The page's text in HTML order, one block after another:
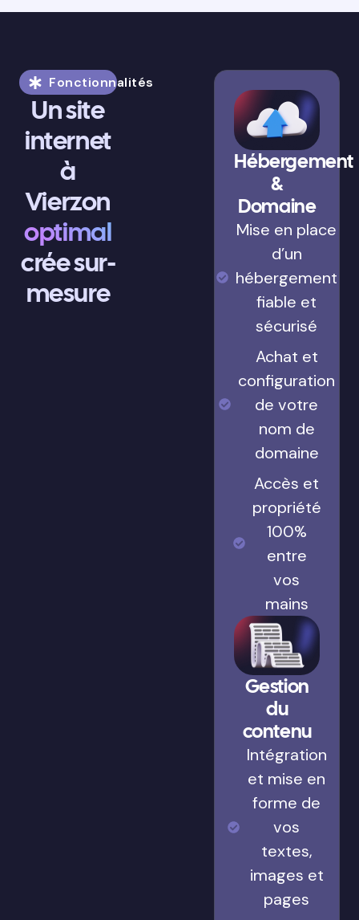
Fonctionnalités
Un site
internet
à
Vierzon
optimal
crée sur-
mesure
Hébergement
&
Domaine
Mise en place
d’un
hébergement
fiable et
sécurisé
Achat et
configuration
de votre
nom de
domaine
Accès et
propriété
100%
entre
vos
mains
Gestion
du
contenu
Intégration
et mise en
forme de
vos
textes,
images et
pages